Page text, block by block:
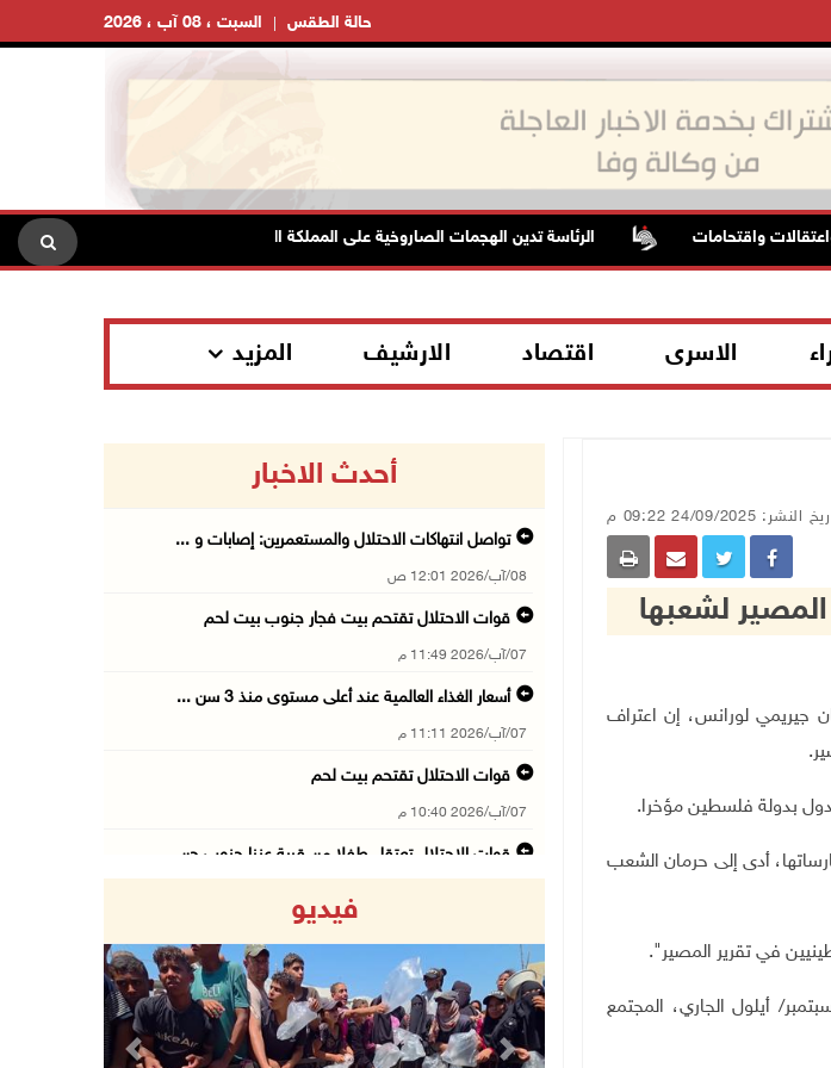
السبت ، 08 آب ، 2026 حالة الطقس
واقتحامات الرئاسة تدين الهجمات الصاروخية على المملكة العربية السعودية والجمهورية اليمنية
الاسرى اقتصاد الارشيف المزيد
النشر: 24/09/2025 09:22 م
لشعبها
جيريمي لورانس، إن اعتراف
.
بدولة فلسطين مؤخرا.
أدى إلى حرمان الشعب
في تقرير المصير".
أيلول الجاري، المجتمع
أحدث الاخبار
تواصل انتهاكات الاحتلال والمستعمرين: إصابات و ...
08/آب/2026 12:01 ص
قوات الاحتلال تقتحم بيت فجار جنوب بيت لحم
07/آب/2026 11:49 م
أسعار الغذاء العالمية عند أعلى مستوى منذ 3 سن ...
07/آب/2026 11:11 م
قوات الاحتلال تقتحم بيت لحم
07/آب/2026 10:40 م
قوات الاحتلال تعتقل طفلا من قرية عنزا جنوب جن ...
07/آب/2026 10:15 م
الاحتلال يعيق تنقل المواطنين ويقتحم بلدات شرق ...
07/آب/2026 08:52 م
فيديو
Previous Next